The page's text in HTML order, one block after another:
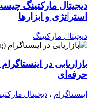
دیجیتال مارکتینگ
استراتژی و ابزارها
دیجیتال مارکتینگ
بازاریابی در
حرفه‌ای
اینستاگرام ، دیجیتال